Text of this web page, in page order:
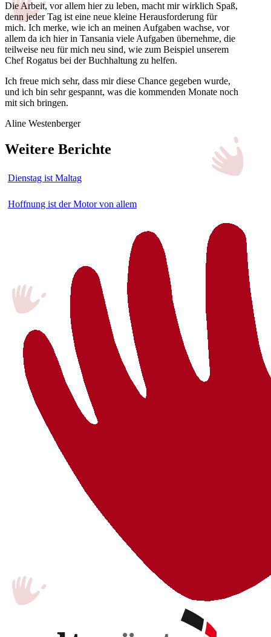
Die Arbeit, vor allem hier zu leben, macht mir wirklich Spaß,
denn jeder Tag ist eine neue kleine Herausforderung für
mich. Ich merke, wie ich an meinen Aufgaben wachse, vor
allem da ich hier in Tansania viele Aufgaben übernehme, die
teilweise neu für mich neu sind, wie zum Beispiel unserem
Chef Rogatus bei der Buchhaltung zu helfen.
Ich freue mich sehr, dass mir diese Chance gegeben wurde,
und ich bin sehr gespannt, was die kommenden Monate noch
mit sich bringen.
Aline Westenberger
Weitere Berichte
Dienstag ist Maltag
Hoffnung ist der Motor von allem